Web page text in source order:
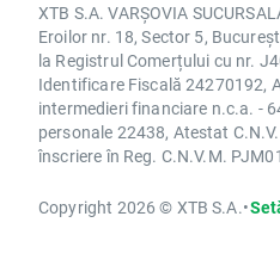
XTB S.A. VARȘOVIA
Eroilor nr. 18, Sector 5,
la Registrul Comerțului cu nr.
Identificare Fiscală 24270192,
intermedieri financiare n.c.a. -
personale 22438, Atestat
înscriere în Reg. C.N.V.M.
Copyright 2026 © XTB S.A.•